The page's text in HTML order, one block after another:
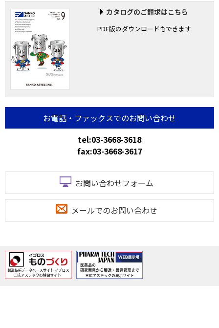
カタログのご請求はこちら
PDF版のダウンロードもできます
お電話・ファックスでのお問い合わせ
tel:03-3668-3618
fax:03-3668-3617
お問い合わせフォーム
メールでのお問い合わせ